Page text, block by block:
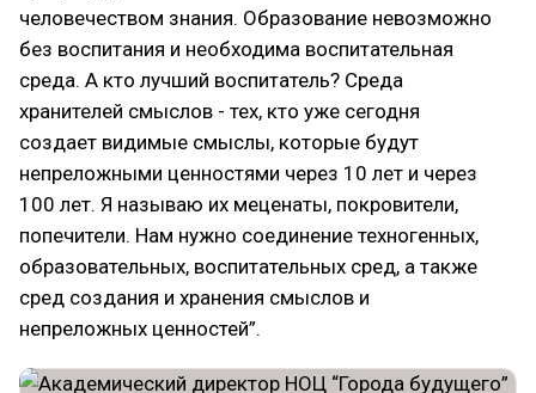
человечеством знания. Образование невозможно
без воспитания и необходима воспитательная
среда. А кто лучший воспитатель? Среда
хранителей смыслов - тех, кто уже сегодня
создает видимые смыслы, которые будут
непреложными ценностями через 10 лет и через
100 лет. Я называю их меценаты, покровители,
попечители. Нам нужно соединение техногенных,
образовательных, воспитательных сред, а также
сред создания и хранения смыслов и
непреложных ценностей”.